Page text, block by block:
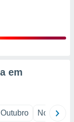
em
Outubro Novembro